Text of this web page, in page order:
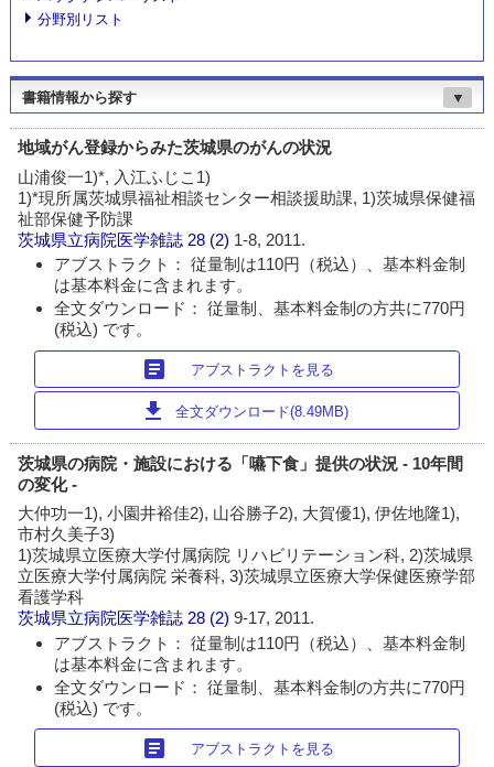
分野別リスト
書籍情報から探す ▼
地域がん登録からみた茨城県のがんの状況
山浦俊一1)*, 入江ふじこ1)
1)*現所属茨城県福祉相談センター相談援助課, 1)茨城県保健福
祉部保健予防課
茨城県立病院医学雑誌 28 (2) 1-8, 2011.
アブストラクト： 従量制は110円（税込）、基本料金制
は基本料金に含まれます。
全文ダウンロード： 従量制、基本料金制の方共に770円
(税込) です。
article アブストラクトを見る
download 全文ダウンロード(8.49MB)
茨城県の病院・施設における「嚥下食」提供の状況 - 10年間
の変化 -
大仲功一1), 小園井裕佳2), 山谷勝子2), 大賀優1), 伊佐地隆1),
市村久美子3)
1)茨城県立医療大学付属病院 リハビリテーション科, 2)茨城県
立医療大学付属病院 栄養科, 3)茨城県立医療大学保健医療学部
看護学科
茨城県立病院医学雑誌 28 (2)9-17, 2011.
アブストラクト： 従量制は110円（税込）、基本料金制
は基本料金に含まれます。
全文ダウンロード： 従量制、基本料金制の方共に770円
(税込) です。
article アブストラクトを見る